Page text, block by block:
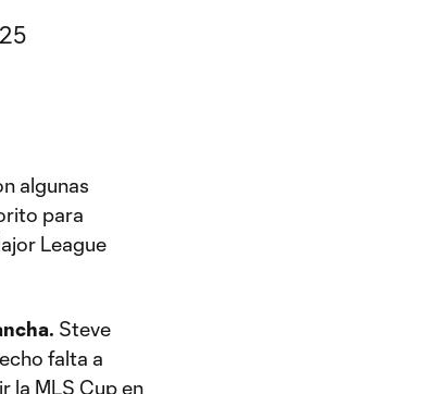
algunas
para
League
Steve
falta a
la MLS Cup en